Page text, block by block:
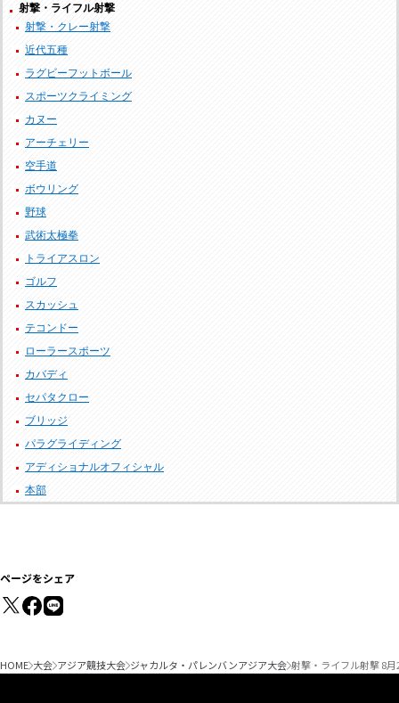
射撃・ライフル射撃
射撃・クレー射撃
近代五種
ラグビーフットボール
スポーツクライミング
カヌー
アーチェリー
空手道
ボウリング
野球
武術太極拳
トライアスロン
ゴルフ
スカッシュ
テコンドー
ローラースポーツ
カバディ
セパタクロー
ブリッジ
パラグライディング
アディショナルオフィシャル
本部
ページをシェア
HOME 大会 アジア競技大会 ジャカルタ・パレンバンアジア大会 射撃・ライフル射撃 8